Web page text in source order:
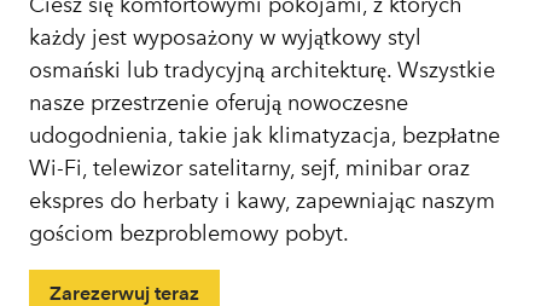
każdy jest wyposażony w wyjątkowy styl
osmański lub tradycyjną architekturę. Wszystkie
nasze przestrzenie oferują nowoczesne
udogodnienia, takie jak klimatyzacja, bezpłatne
Wi-Fi, telewizor satelitarny, sejf, minibar oraz
ekspres do herbaty i kawy, zapewniając naszym
gościom bezproblemowy pobyt.
Zarezerwuj teraz